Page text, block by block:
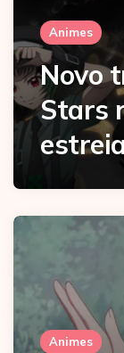
Animes
Novo
Stars
Animes